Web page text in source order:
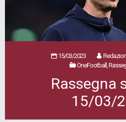
15/03/2023
OneFootball,
Rassegna
15/03/